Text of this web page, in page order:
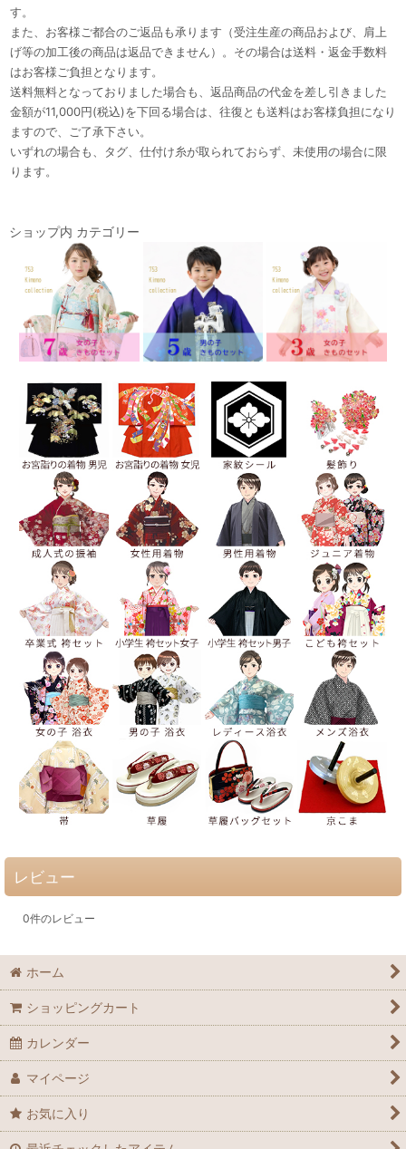
す。
また、お客様ご都合のご返品も承ります（受注生産の商品および、肩上
げ等の加工後の商品は返品できません）。その場合は送料・返金手数料
はお客様ご負担となります。
送料無料となっておりました場合も、返品商品の代金を差し引きました
金額が11,000円(税込)を下回る場合は、往復とも送料はお客様負担になり
ますので、ご了承下さい。
いずれの場合も、タグ、仕付け糸が取られておらず、未使用の場合に限
ります。
ショップ内 カテゴリー
レビュー
0件のレビュー
ホーム
ショッピングカート
カレンダー
マイページ
お気に入り